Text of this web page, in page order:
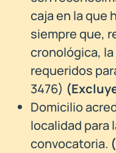
caja en la que
siempre que,
cronológica,
requeridos
3476)
Domicilio
localidad para
convocatoria.